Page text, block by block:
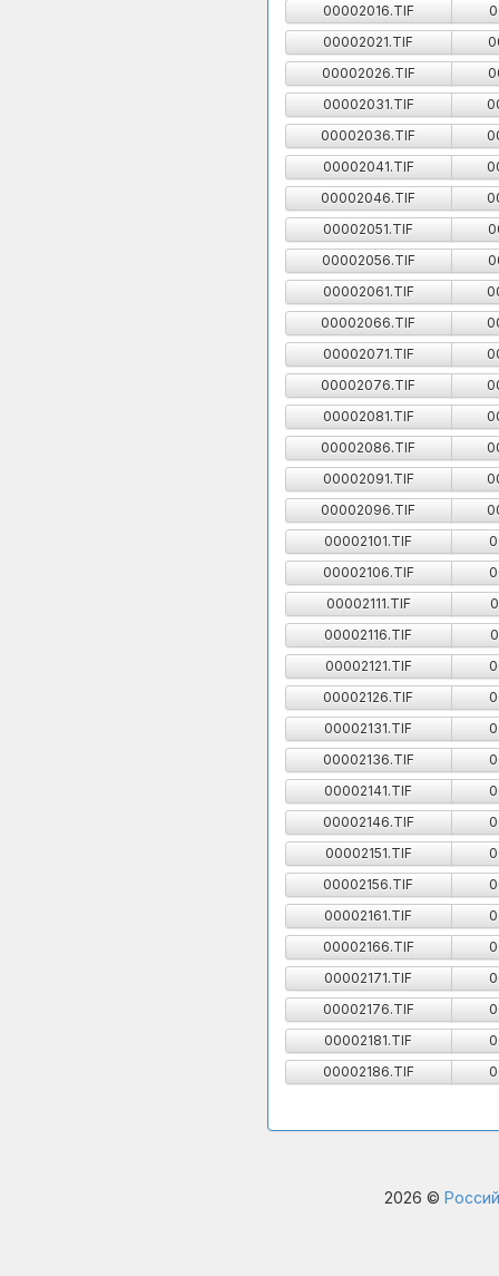
00002016.TIF
00002021.TIF
00002026.TIF
00002031.TIF
00002036.TIF
00002041.TIF
00002046.TIF
00002051.TIF
00002056.TIF
00002061.TIF
00002066.TIF
00002071.TIF
00002076.TIF
00002081.TIF
00002086.TIF
00002091.TIF
00002096.TIF
00002101.TIF
00002106.TIF
00002111.TIF
00002116.TIF
00002121.TIF
00002126.TIF
00002131.TIF
00002136.TIF
00002141.TIF
00002146.TIF
00002151.TIF
00002156.TIF
00002161.TIF
00002166.TIF
00002171.TIF
00002176.TIF
00002181.TIF
00002186.TIF
2026 ©